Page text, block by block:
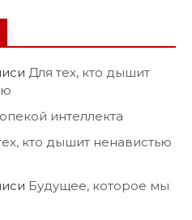
Для тех, кто дышит
интеллекта
кто дышит ненавистью
Будущее, которое мы